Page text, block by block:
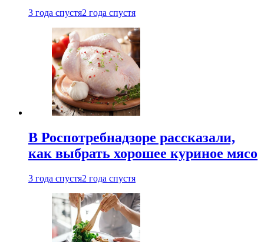
3 года спустя2 года спустя
В Роспотребнадзоре рассказали,
как выбрать хорошее куриное мясо
3 года спустя2 года спустя